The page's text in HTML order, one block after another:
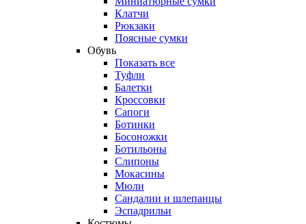
Клатчи
Рюкзаки
Поясные сумки
Обувь
Показать все
Туфли
Балетки
Кроссовки
Сапоги
Ботинки
Босоножки
Ботильоны
Слипоны
Мокасины
Мюли
Сандалии и шлепанцы
Эспадрильи